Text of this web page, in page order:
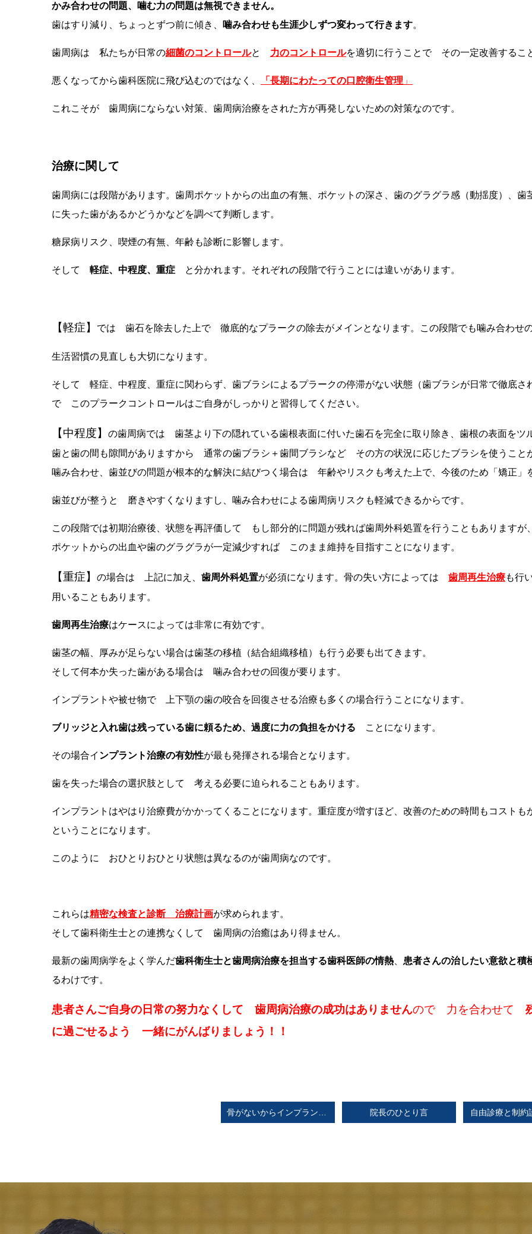
かみ合わせの問題、噛む力の問題は無視できません。
歯はすり減り、ちょっとずつ前に傾き、
噛み合わせも生涯少しずつ変わって行きます。
歯周病は 私たちが日常の細菌のコントロールと 力のコントロールを適切に行うことで その一定改善するこ
悪くなってから歯科医院に飛び込むのではなく、 「長期にわたっての口腔衛生管理 」
これこそが 歯周病にならない対策、歯周病治療をされた方が再発しないための対策なのです。
治療に関して
歯周病には段階があります。歯周ポケットからの出血の有無、ポケットの深さ、歯のグラグラ感（動揺度）、
に失った歯があるかどうかなどを調べて判断します。
糖尿病リスク、喫煙の有無、年齢も診断に影響します。
そして 軽症、中程度、重症 と分かれます。それぞれの段階で行うことには違いがあります。
【軽症】 では 歯石を除去した上で 徹底的なプラークの除去がメインとなります。この段階でも噛み合わせ
生活習慣の見直しも大切になります。
そして 軽症、中程度、重症に関わらず、歯ブラシによるプラークの停滞がない状態（歯ブラシが日常で徹底さ
で このプラークコントロールはご自身がしっかりと習得してください。
【中程度】
の歯周病では 歯茎より下の隠れている歯根表面に付いた歯石を完全に取り除き、歯根の表面をツ
歯と歯の間も隙間がありますから 通常の歯ブラシ＋歯間ブラシなど その方の状況に応じたブラシを使うこと
噛み合わせ、歯並びの問題が根本的な解決に結びつく場合は 年齢やリスクも考えた上で、今後のため「矯正」
歯並びが整うと 磨きやすくなりますし、噛み合わせによる歯周病リスクも軽減できるからです。
この段階では初期治療後、状態を再評価して もし部分的に問題が残れば歯周外科処置を行うこともありますが
ポケットからの出血や歯のグラグラが一定減少すれば このまま維持を目指すことになります。
【重症】 の場合は 上記に加え、 歯周外科処置が必須になります。骨の失い方によっては 歯周再生治療も行
用いることもあります。
歯周再生治療はケースによっては非常に有効です。
歯茎の幅、厚みが足らない場合は歯茎の移植（結合組織移植）も行う必要も出てきます。
そして何本か失った歯がある場合は 噛み合わせの回復が要ります。
インプラントや被せ物で 上下顎の歯の咬合を回復させる治療も多くの場合行うことになります。
ブリッジと入れ歯は残っている歯に頼るため、過度に力の負担をかける ことになります。
その場合イ ンプラント治療の有効性が最も発揮される場合となります。
歯を失った場合の選択肢として 考える必要に迫られることもあります。
インプラントはやはり治療費がかかってくることになります。重症度が増すほど、改善のための時間もコスト
ということになります。
このように おひとりおひとり状態は異なるのが歯周病なのです。
これらは精密な検査と診断 治療計画が求められます。
そして歯科衛生士との連携なくして 歯周病の治癒はあり得ません。
最新の歯周病学をよく学んだ歯科衛生士と歯周病治療を担当する歯科医師の情熱 患者さんの治したい意欲と積
るわけです。
患者さんご自身の日常の努力なくして 歯周病治療の成功はありませんので 力を合わせて
に過ごせるよう 一緒にがんばりましょう！！
院長のひとり言 自由診療と制約